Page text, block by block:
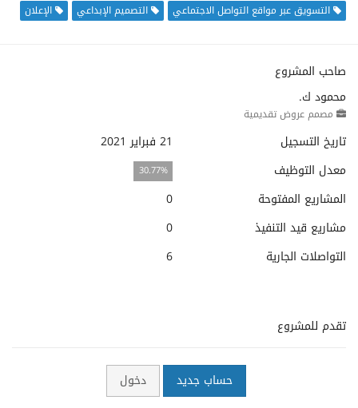
التسويق عبر مواقع التواصل الاجتماعي
التصميم الإبداعي الإعلان
صاحب المشروع
محمود ك.
مصمم عروض تقديمية
تاريخ التسجيل
21 فبراير 2021
معدل التوظيف
30.77%
المشاريع المفتوحة
0
مشاريع قيد التنفيذ
0
التواصلات الجارية
6
تقدم للمشروع
حساب جديد دخول